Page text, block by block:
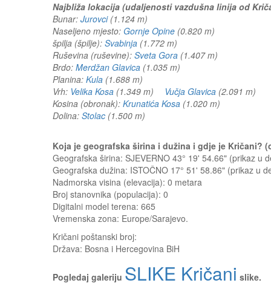
Najbliža lokacija (udaljenosti vazdušna linija od
Bunar: Jurovci(1.124 m)
Naseljeno mjesto: Gornje Opine (0.820 m)
špilja (špilje): Svabinja (1.772 m)
Ruševina (ruševine): Sveta Gora (1.407 m)
Brdo: Merdžan Glavica (1.035 m)
Planina: Kula (1.688 m)
Vrh: Velika Kosa (1.349 m) Vučja Glavica (2.091 m)
Kosina (obronak): Krunatića Kosa (1.020 m)
Dolina: Stolac (1.500 m)
Koja je geografska širina i dužina i gdje je Kričani?
Geografska širina: SJEVERNO 43° 19' 54.66" (prikaz u
Geografska dužina: ISTOČNO 17° 51' 58.86" (prikaz u
Nadmorska visina (elevacija): 0 metara
Broj stanovnika (populacija): 0
Digitalni model terena: 665
Vremenska zona: Europe/Sarajevo.
Kričani poštanski broj:
Država: Bosna i Hercegovina BiH
Pogledaj galeriju SLIKE Kričani slike.